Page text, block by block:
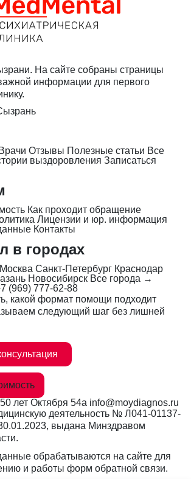
На сайте собраны страницы
информации для первого
Врачи Отзывы Полезные статьи Все
выздоровления Записаться
Как проходит обращение
Лицензии и юр. информация
Контакты
в городах
Москва Санкт-Петербург Краснодар
Новосибирск Все города →
(969) 777-62-88
какой формат помощи подходит
следующий шаг без лишней
лет Октября 54а info@moydiagnos.ru
деятельность № Л041-01137-
выдана Минздравом
обрабатываются на сайте для
и работы форм обратной связи.